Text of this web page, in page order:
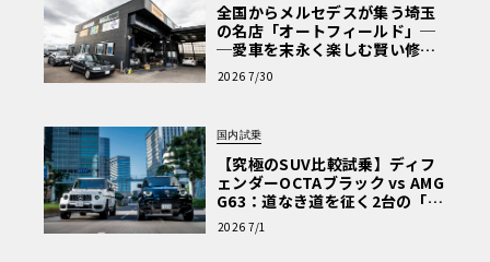
全国からメルセデスが集う埼玉
の名店「オートフィールド」─
─愛車を末永く楽しむ賢い修理
術と、プロがフックス製オイル
を選ぶ理由〈PR〉
2026 7/30
国内試乗
【究極のSUV比較試乗】ディフ
ェンダーOCTAブラック vs AMG
G63：道なき道を征く2台の「対
極的アプローチ」
2026 7/1